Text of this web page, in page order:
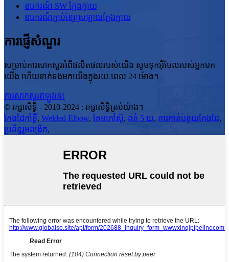
ឧបករណ៍ SW ក្លែងក្លាយ
ឧបករណ៍ភ្ជាប់ខ្សែស្រឡាយក្លែងក្លាយ
ការផ្ញើសំណួរ
សម្រាប់ការសាកសួរអំពីផលិតផលរបស់យើង សូមទុកអ៊ីមែលរបស់អ្នកមក
យើង ហើយទាក់ទងមកយើងក្នុងរយៈពេល 24 ម៉ោង។
ការសាកសួរឥឡូវនេះ
© រក្សាសិទ្ធិ - 2010-2024 : រក្សាសិទ្ធិគ្រប់យ៉ាង។
កែងដៃកាំខ្លី, Welded Elbow, គែមកៅស៊ូ, ពត់ 5 ឃ, ការកាត់បន្ថយកែងដៃ,
ប្រព័ន្ធរួមពង្រីក,